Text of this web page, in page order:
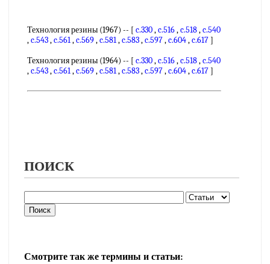
Технология резины (1967) -- [ c.330,c.516,c.518,c.540
,c.543,c.561,c.569,c.581,c.583,c.597,c.604,c.617]
Технология резины (1964) -- [ c.330,c.516,c.518,c.540
,c.543,c.561,c.569,c.581,c.583,c.597,c.604,c.617]
ПОИСК
Смотрите так же термины и статьи: